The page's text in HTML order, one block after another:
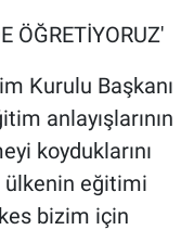
ÖĞRETİYORUZ'
Kurulu Başkanı
anlayışlarının
koyduklarını
ülkenin eğitimi
bizim için